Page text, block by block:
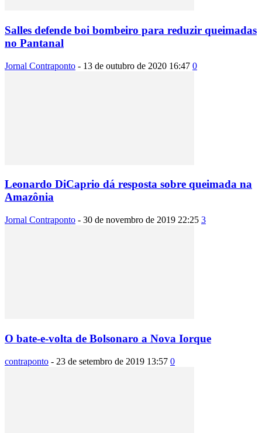
Salles defende boi bombeiro para reduzir queimadas
no Pantanal
Jornal Contraponto - 13 de outubro de 2020 16:47 0
Leonardo DiCaprio dá resposta sobre queimada na
Amazônia
Jornal Contraponto - 30 de novembro de 2019 22:25 3
O bate-e-volta de Bolsonaro a Nova Iorque
contraponto - 23 de setembro de 2019 13:57 0